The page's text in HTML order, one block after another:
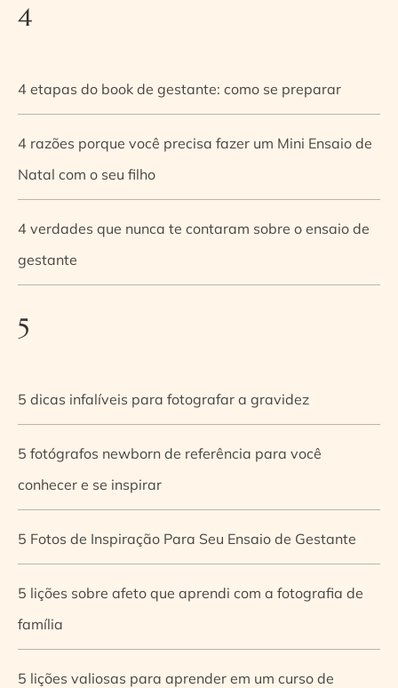
4
4 etapas do book de gestante: como se preparar
4 razões porque você precisa fazer um Mini Ensaio de
Natal com o seu filho
4 verdades que nunca te contaram sobre o ensaio de
gestante
5
5 dicas infalíveis para fotografar a gravidez
5 fotógrafos newborn de referência para você
conhecer e se inspirar
5 Fotos de Inspiração Para Seu Ensaio de Gestante
5 lições sobre afeto que aprendi com a fotografia de
família
5 lições valiosas para aprender em um curso de